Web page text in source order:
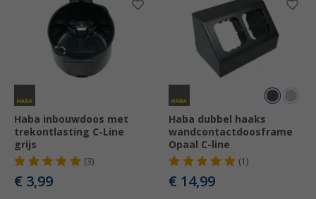
Haba inbouwdoos met
trekontlasting C-Line
grijs
(3)
€ 3,99
Haba dubbel haaks
wandcontactdoosframe
Opaal C-line
(1)
€ 14,99